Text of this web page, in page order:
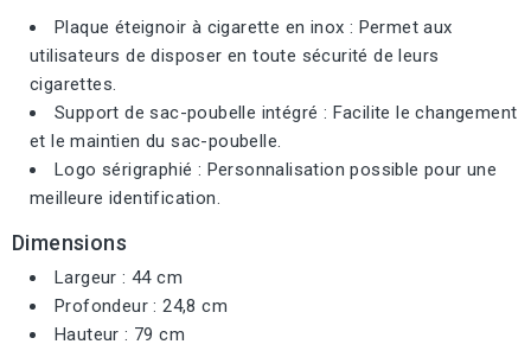
Plaque éteignoir à cigarette en inox : Permet aux
utilisateurs de disposer en toute sécurité de leurs
cigarettes.
Support de sac-poubelle intégré : Facilite le changement
et le maintien du sac-poubelle.
Logo sérigraphié : Personnalisation possible pour une
meilleure identification.
Dimensions
Largeur : 44 cm
Profondeur : 24,8 cm
Hauteur : 79 cm